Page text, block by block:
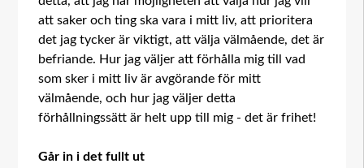
att saker och ting ska vara i mitt liv, att prioritera
det jag tycker är viktigt, att välja välmående, det är
befriande. Hur jag väljer att förhålla mig till vad
som sker i mitt liv är avgörande för mitt
välmående, och hur jag väljer detta
förhållningssätt är helt upp till mig - det är frihet!
Går in i det fullt ut